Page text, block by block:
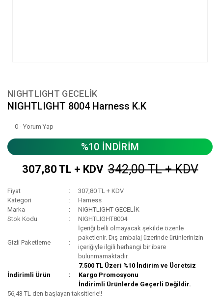
NIGHTLIGHT GECELİK
NIGHTLIGHT 8004 Harness K.K
0 - Yorum Yap
%10 İNDİRİM
307,80 TL + KDV 342,00 TL + KDV
Fiyat
307,80 TL + KDV
Kategori
Harness
Marka
NIGHTLIGHT GECELİK
Stok Kodu
NIGHTLIGHT8004
Gizli Paketleme
İçeriği belli olmayacak şekilde özenle
paketlenir. Dış ambalaj üzerinde ürünlerinizin
içeriğiyle ilgili herhangi bir ibare
bulunmamaktadır.
İndirimli Ürün
7.500 TL Üzeri %10 İndirim ve Ücretsiz
Kargo Promosyonu
İndirimli Ürünlerde Geçerli Değildir.
56,43 TL den başlayan taksitlerle!!